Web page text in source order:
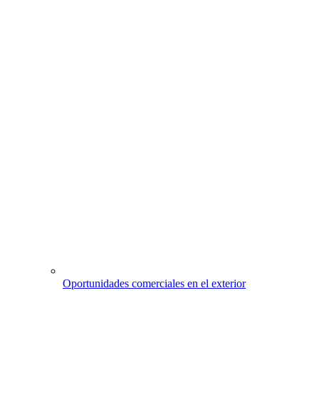
Oportunidades comerciales en el exterior